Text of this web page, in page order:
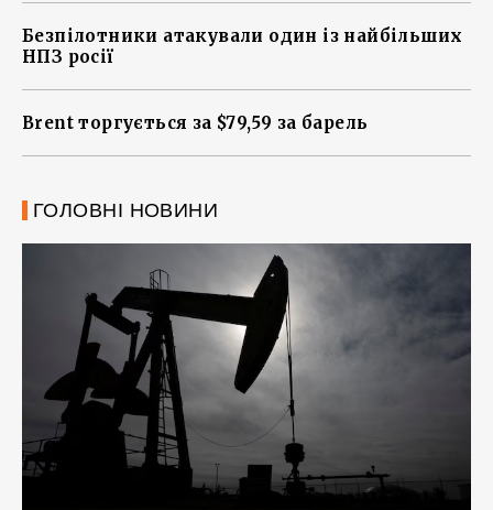
Безпілотники атакували один із найбільших
НПЗ росії
Brent торгується за $79,59 за барель
ГОЛОВНІ НОВИНИ